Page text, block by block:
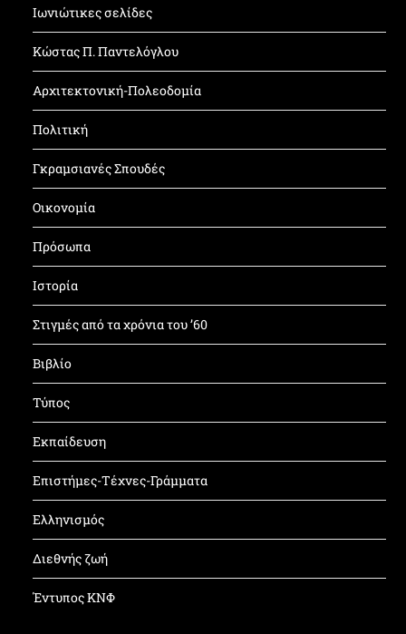
Ιωνιώτικες σελίδες
Κώστας Π. Παντελόγλου
Αρχιτεκτονική-Πολεοδομία
Πολιτική
Γκραμσιανές Σπουδές
Οικονομία
Πρόσωπα
Ιστορία
Στιγμές από τα χρόνια του ’60
Βιβλίο
Τύπος
Εκπαίδευση
Επιστήμες-Τέχνες-Γράμματα
Ελληνισμός
Διεθνής ζωή
Έντυπος ΚΝΦ